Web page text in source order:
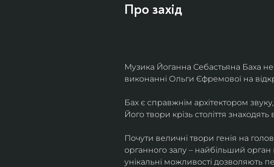
Про захід
Музика Йоганна Себастьяна Баха не
виконанні Ольги Єфремової на
Бах є справжнім архітектором
Його твори крізь століття знаходять
Почути величні твори генія на
органного залу – найбільший орган
унікальні можливості дозволяють